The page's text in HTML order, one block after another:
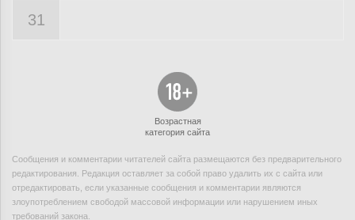
31
Возрастная
категория сайта
Сообщения и комментарии читателей сайта размещаются без предварительного
редактирования. Редакция оставляет за собой право удалить их с сайта или
отредактировать, если указанные сообщения и комментарии являются
злоупотреблением свободой массовой информации или нарушением иных
требований закона.